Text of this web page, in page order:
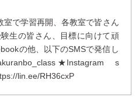
で学習再開、各教室で皆さん
生の皆さん、目標に向けて頑
の他、以下のSMSで発信し
★Instagram s
lin.ee/RH36cxP